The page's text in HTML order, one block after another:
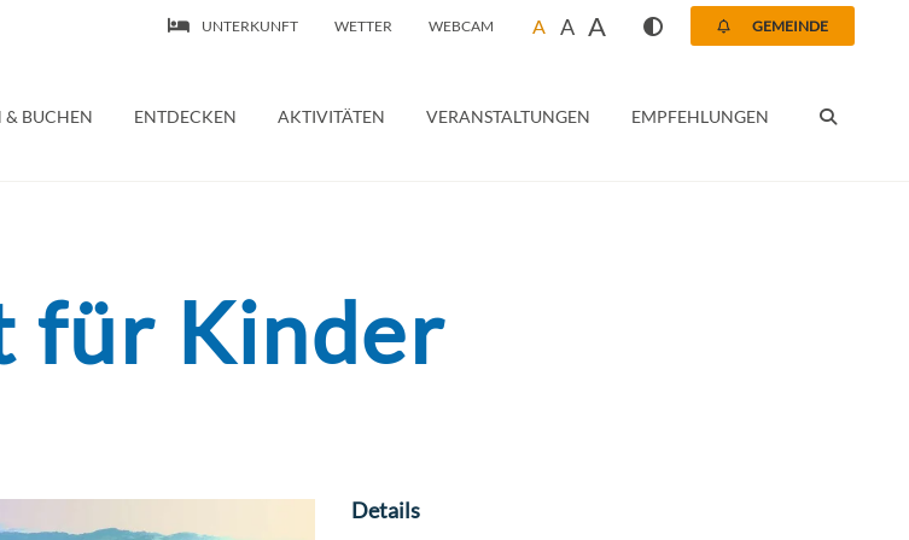
UNTERKUNFT WETTER WEBCAM A A A GEMEINDE
& BUCHEN ENTDECKEN AKTIVITÄTEN VERANSTALTUNGEN EMPFEHLUNGEN
für Kinder
Details